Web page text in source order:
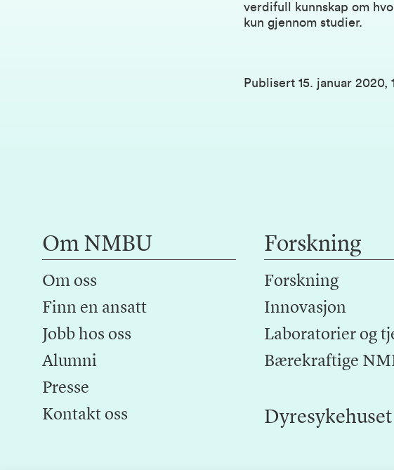
verdifull kunnskap om
kun gjennom studier.
Publisert 15. januar 2020,
Om NMBU
Om oss
Finn en ansatt
Jobb hos oss
Alumni
Presse
Kontakt oss
Forskning
Forskning
Innovasjon
Laboratorier og
Bærekraftige
Dyresykehuset